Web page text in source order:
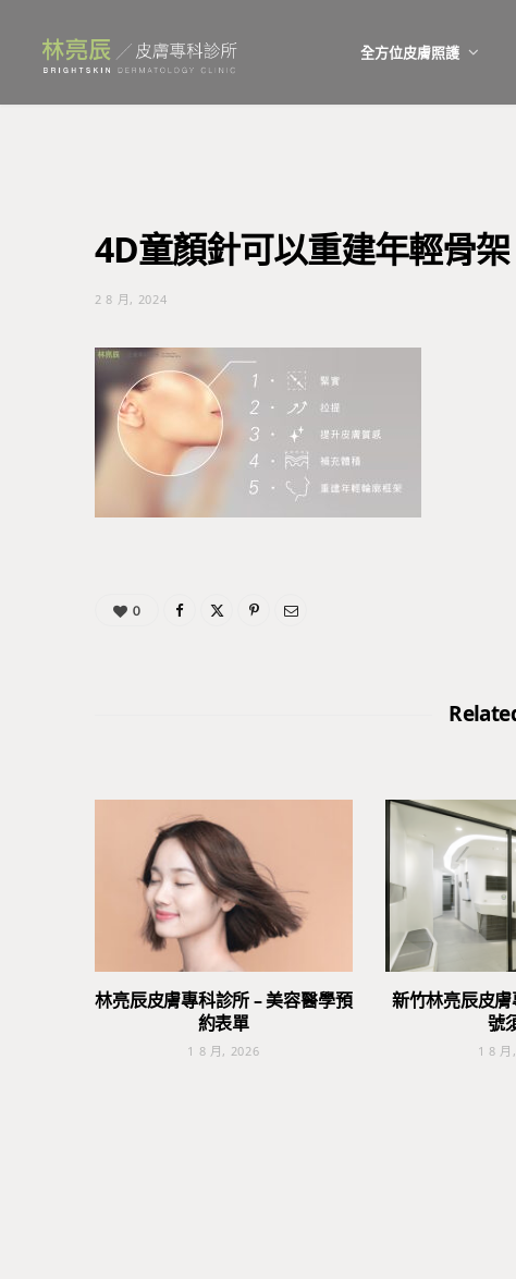
全方位皮膚照護
4D童顏針可以重建年輕骨
2 8 月, 2024
0
林亮辰皮膚專科診所 – 美容醫學預
約表單
1 8 月, 2026
新竹林亮辰皮
號
1 8